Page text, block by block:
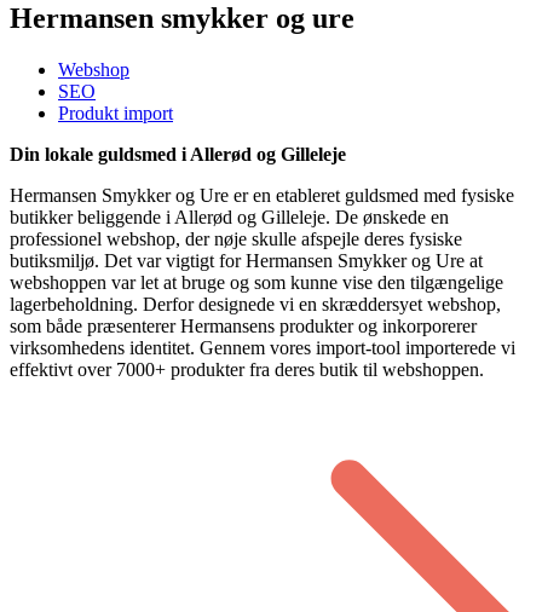
Hermansen smykker og ure
Webshop
SEO
Produkt import
Din lokale guldsmed i Allerød og Gilleleje
Hermansen Smykker og Ure er en etableret guldsmed med fysiske
butikker beliggende i Allerød og Gilleleje. De ønskede en
professionel webshop, der nøje skulle afspejle deres fysiske
butiksmiljø. Det var vigtigt for Hermansen Smykker og Ure at
webshoppen var let at bruge og som kunne vise den tilgængelige
lagerbeholdning. Derfor designede vi en skræddersyet webshop,
som både præsenterer Hermansens produkter og inkorporerer
virksomhedens identitet. Gennem vores import-tool importerede vi
effektivt over 7000+ produkter fra deres butik til webshoppen.